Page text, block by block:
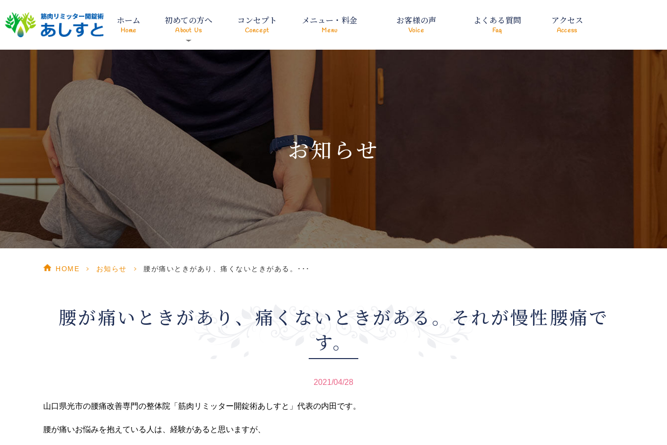
ホーム
Home
初めての方へ
About Us
コンセプト
Concept
メニュー・料金
Menu
お客様の声
Voice
よくある質問
Faq
アクセス
Access
お知らせ
HOME > お知らせ > 腰が痛いときがあり、痛くないときがある。･･･
腰が痛いときがあり、痛くないときがある。それが慢性腰痛で
す。
2021/04/28
山口県光市の腰痛改善専門の整体院「筋肉リミッター開錠術あしすと」代表の内田です。
腰が痛いお悩みを抱えている人は、経験があると思いますが、